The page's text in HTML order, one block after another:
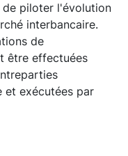
piloter l'évolution
interbancaire.
de
être effectuées
et exécutées par